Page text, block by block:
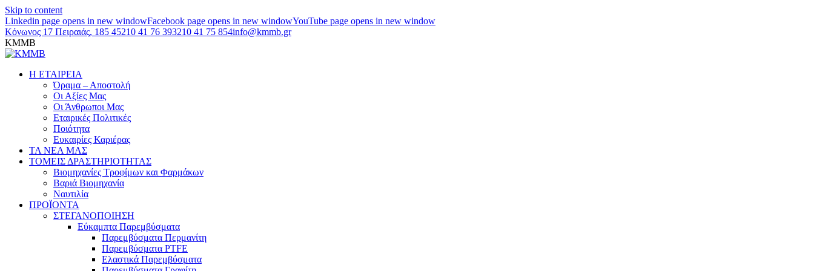
Skip to content
Linkedin page opens in new windowFacebook page opens in new windowYouTube page opens in new window
Κόνωνος 17 Πειραιάς, 185 45210 41 76 393210 41 75 854info@kmmb.gr
KMMB
Η ΕΤΑΙΡΕΙΑ
Όραμα – Αποστολή
Οι Αξίες Μας
Οι Άνθρωποι Μας
Εταιρικές Πολιτικές
Ποιότητα
Ευκαιρίες Καριέρας
ΤΑ ΝΕΑ ΜΑΣ
ΤΟΜΕΙΣ ΔΡΑΣΤΗΡΙΟΤΗΤΑΣ
Βιομηχανίες Τροφίμων και Φαρμάκων
Βαριά Βιομηχανία
Ναυτιλία
ΠΡΟΪΟΝΤΑ
ΣΤΕΓΑΝΟΠΟΙΗΣΗ
Εύκαμπτα Παρεμβύσματα
Παρεμβύσματα Περμανίτη
Παρεμβύσματα PTFE
Ελαστικά Παρεμβύσματα